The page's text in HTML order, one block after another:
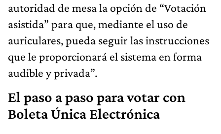
autoridad de mesa la opción de “Votación
asistida” para que, mediante el uso de
auriculares, pueda seguir las instrucciones
que le proporcionará el sistema en forma
audible y privada”.
El paso a paso para votar con
Boleta Única Electrónica